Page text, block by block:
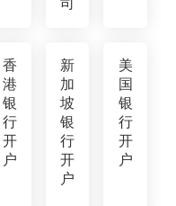
司
香
港
银
行
开
户
新
加
坡
银
行
开
户
美
国
银
行
开
户